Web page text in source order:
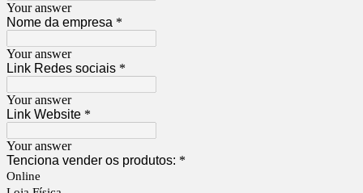
Your answer
Nome da empresa *
Your answer
Link Redes sociais *
Your answer
Link Website *
Your answer
Tenciona vender os produtos: *
Online